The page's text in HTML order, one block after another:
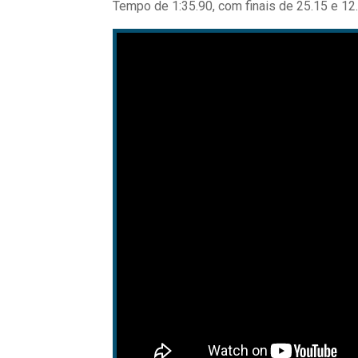
Tempo de 1:35.90, com finais de 25.15 e